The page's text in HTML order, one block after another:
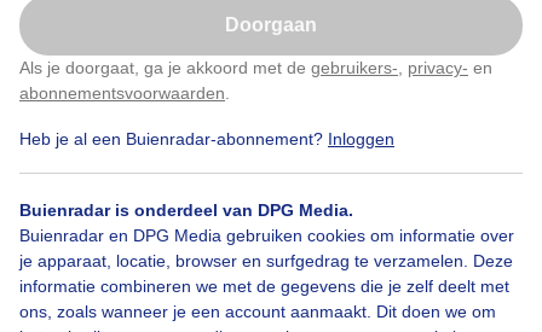
Doorgaan
Als je doorgaat, ga je akkoord met de gebruikers- privacy- en
abonnementsvoorwaarden
Heb je al een Buienradar-abonnement? Inloggen
Buienradar is onderdeel van DPG Media.
Buienradar en DPG Media gebruiken cookies om informatie over
je apparaat, locatie, browser en surfgedrag te verzamelen. Deze
informatie combineren we met de gegevens die je zelf deelt met
ons, zoals wanneer je een account aanmaakt. Dit doen we om
Door: public Gemaakt: 08-08-2025, 18x bekeken
Bekijk slideshow
Klik hierom dit aan te passen